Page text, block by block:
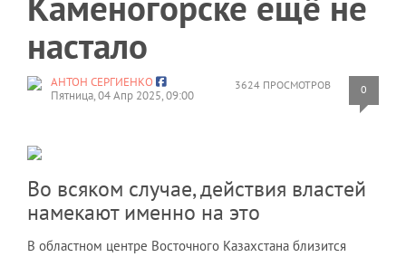
настало
3624 ПРОСМОТРОВ 0
АНТОН СЕРГИЕНКО
Пятница, 04 Апр 2025, 09:00
Во всяком случае, действия властей
намекают именно на это
В областном центре Восточного Казахстана близится